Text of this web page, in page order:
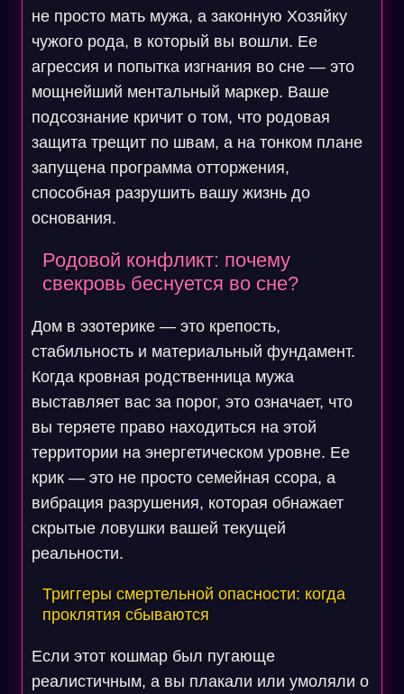
не просто мать мужа, а законную Хозяйку
чужого рода, в который вы вошли. Ее
агрессия и попытка изгнания во сне — это
мощнейший ментальный маркер. Ваше
подсознание кричит о том, что родовая
защита трещит по швам, а на тонком плане
запущена программа отторжения,
способная разрушить вашу жизнь до
основания.
Родовой конфликт: почему
свекровь беснуется во сне?
Дом в эзотерике — это крепость,
стабильность и материальный фундамент.
Когда кровная родственница мужа
выставляет вас за порог, это означает, что
вы теряете право находиться на этой
территории на энергетическом уровне. Ее
крик — это не просто семейная ссора, а
вибрация разрушения, которая обнажает
скрытые ловушки вашей текущей
реальности.
Триггеры смертельной опасности: когда
проклятия сбываются
Если этот кошмар был пугающе
реалистичным, а вы плакали или умоляли о